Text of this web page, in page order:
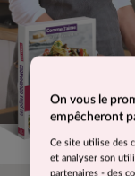
On vous le
empêcheront
Ce site utilise des
et analyser son
partenaires - des